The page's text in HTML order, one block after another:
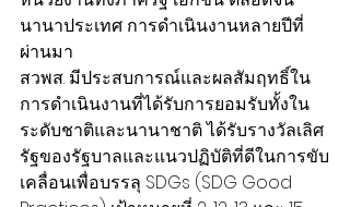
นานาประเทศ การดำเนินงานหลายปีที่
ผ่านมา
สวพส. มีประสบการณ์และผลสัมฤทธิ์ใน
การดำเนินงานที่ได้รับการยอมรับทั้งใน
ระดับชาติและนานาชาติ ได้รับรางวัลเลิศ
รัฐของรัฐบาลและแนวปฏิบัติที่ดีในการขับ
เคลื่อนเพื่อบรรลุ SDGs (SDG Good